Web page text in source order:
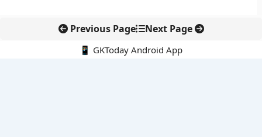
Previous Page Next Page
📱 GKToday Android App